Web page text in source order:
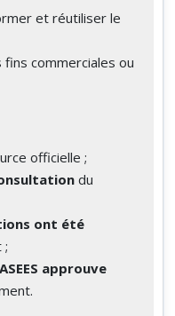
et réutiliser le
commerciales ou
officielle ;
du
ont été
;
approuve